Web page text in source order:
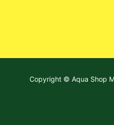
Copyright © Aqua Shop